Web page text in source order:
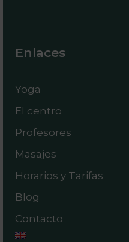
Enlaces
Yoga
El centro
Profesores
Masajes
Horarios y Tarifas
Blog
Contacto